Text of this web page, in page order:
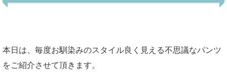
本日は、毎度お馴染みのスタイル良く見える不思議なパンツ
をご紹介させて頂きます。